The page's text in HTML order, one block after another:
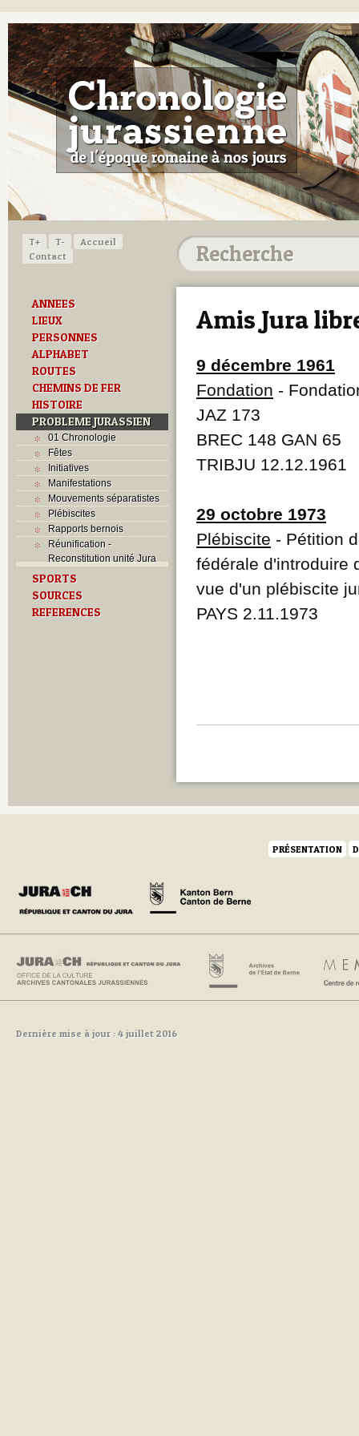
T+ T-
Accueil
Contact
ANNEES
LIEUX
PERSONNES
ALPHABET
ROUTES
CHEMINS DE FER
HISTOIRE
PROBLEME JURASSIEN
01 Chronologie
Fêtes
Initiatives
Manifestations
Mouvements séparatistes
Plébiscites
Rapports bernois
Réunification -
Reconstitution unité Jura
SPORTS
SOURCES
REFERENCES
Amis Jura
9 décembre 1961
Fondation -
JAZ 173
BREC 148 GAN 65
TRIBJU 12.12.1961
29 octobre 1973
Plébiscite - Pétition
fédérale d'introduire
vue d'un plébiscite
PAYS 2.11.1973
PRÉSENTATION
Dernière mise à jour : 4 juillet 2016